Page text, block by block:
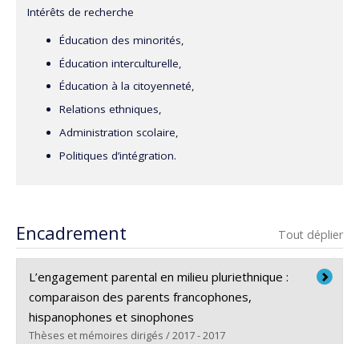
Intérêts de recherche
Éducation des minorités,
Éducation interculturelle,
Éducation à la citoyenneté,
Relations ethniques,
Administration scolaire,
Politiques d’intégration.
Encadrement Tout déplier
L’engagement parental en milieu pluriethnique :
comparaison des parents francophones,
hispanophones et sinophones
Thèses et mémoires dirigés / 2017 - 2017